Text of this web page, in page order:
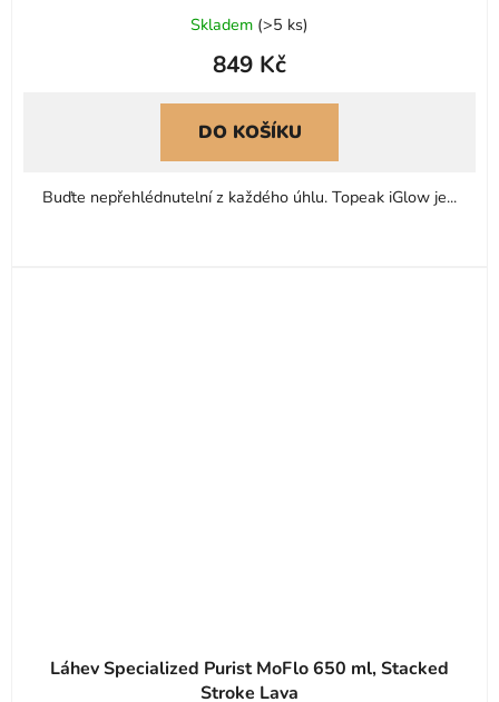
Skladem (>5 ks)
849 Kč
DO KOŠÍKU
Buďte nepřehlédnutelní z každého úhlu. Topeak iGlow je...
Láhev Specialized Purist MoFlo 650 ml, Stacked
Stroke Lava